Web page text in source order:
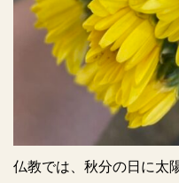
仏教では、秋分の日に太